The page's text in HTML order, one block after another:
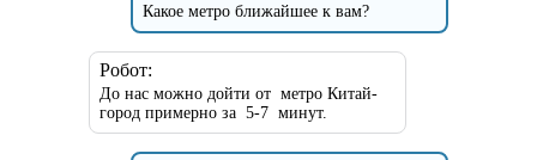
Какое метро ближайшее к вам?
Робот:
До нас можно дойти от метро Китай-
город примерно за 5-7 минут.